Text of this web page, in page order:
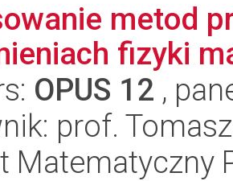
metod
fizyki
OPUS 12 ,
prof.
Matematyczny